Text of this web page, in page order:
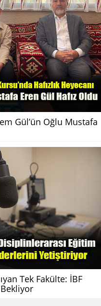
Gül’ün Oğlu Mustafa
Tek Fakülte: İBF